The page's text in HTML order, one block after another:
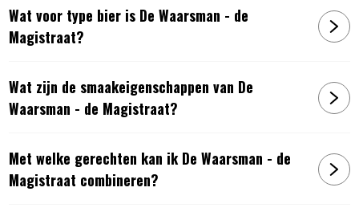
Wat voor type bier is De Waarsman - de
Magistraat?
Wat zijn de smaakeigenschappen van De
Waarsman - de Magistraat?
Met welke gerechten kan ik De Waarsman - de
Magistraat combineren?